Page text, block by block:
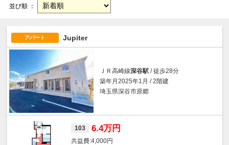
並び順 ：
アパート Jupiter
ＪＲ高崎線深谷駅 / 徒歩28分
築年月2025年1月 / 2階建
埼玉県深谷市原郷
103 6.4万円
4,000円